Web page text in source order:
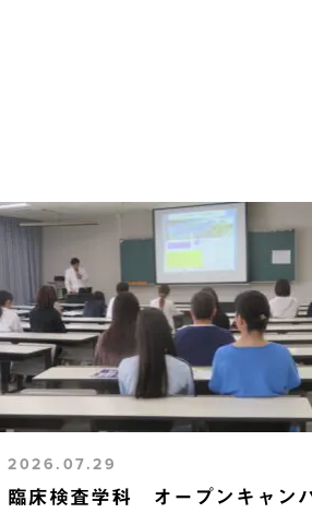
2026.07.29
臨床検査学科 オープンキャン